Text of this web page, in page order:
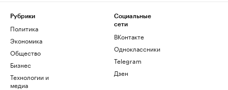
Рубрики
Политика
Экономика
Общество
Бизнес
Технологии и
медиа
Социальные
сети
ВКонтакте
Одноклассники
Telegram
Дзен